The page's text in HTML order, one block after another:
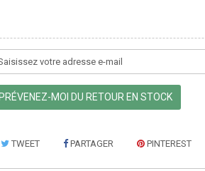
PRÉVENEZ-MOI DU RETOUR EN STOCK
TWEET PARTAGER PINTEREST